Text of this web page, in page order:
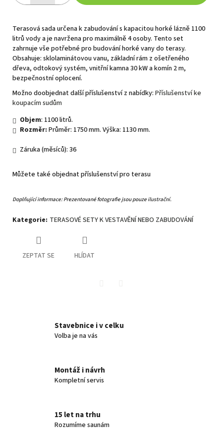
Terasová sada určena k zabudování s kapacitou horké lázně 1100
litrů vody a je navržena pro maximálně 4 osoby. Tento set
zahrnuje vše potřebné pro budování horké vany do terasy.
Obsahuje: sklolaminátovou vanu, základní rám z ošetřeného
dřeva, odtokový systém, vnitřní kamna 30 kW a komín 2 m,
bezpečnostní oplocení.
Možno doobjednat další příslušenství z nabídky: Příslušenství ke
koupacím sudům
Objem: 1100 litrů.
Rozměr: Průměr: 1750 mm. Výška: 1130 mm.
Záruka (měsíců): 36
Můžete také objednat příslušenství pro terasu
Doplňující informace: Prezentované fotografie jsou pouze ilustrační.
Kategorie: TERASOVÉ SETY K VESTAVĚNÍ NEBO ZABUDOVÁNÍ
ZEPTAT SE HLÍDAT
Stavebnice i v celku
Volba je na vás
Montáž i návrh
Kompletní servis
15 let na trhu
Rozumíme saunám